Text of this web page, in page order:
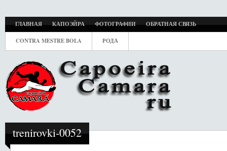
ГЛАВНАЯ КАПОЭЙРА ФОТОГРАФИИ ОБРАТНАЯ СВЯЗЬ
CONTRA MESTRE BOLA РОДА
trenirovki-0052